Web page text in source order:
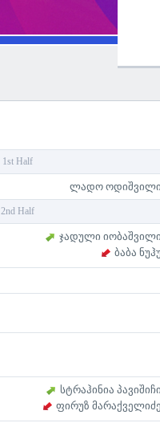
1st Half
ლადო ოდიშვილი
2nd Half
ჯადული იობაშვილი
ბაბა ნუჰუ
სტრაჰინია პავიშიჩი
ფირუზ მარაქველიძე